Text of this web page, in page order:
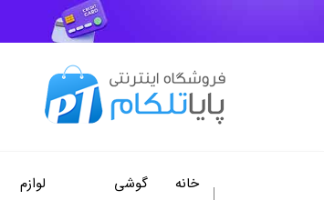
خانه
گوشی
لوازم